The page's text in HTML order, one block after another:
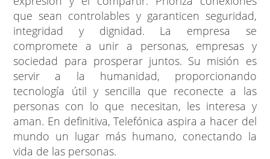
que sean controlables y garanticen seguridad,
integridad y dignidad. La empresa se
compromete a unir a personas, empresas y
sociedad para prosperar juntos. Su misión es
servir a la humanidad, proporcionando
tecnología útil y sencilla que reconecte a las
personas con lo que necesitan, les interesa y
aman. En definitiva, Telefónica aspira a hacer del
mundo un lugar más humano, conectando la
vida de las personas.